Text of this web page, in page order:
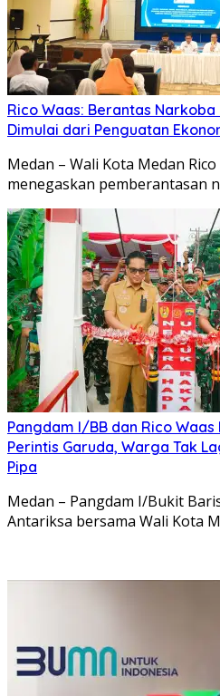
Rico Waas: Berantas
Dimulai dari Penguatan
Medan – Wali Kota Medan
menegaskan pemberantasan
Pangdam I/BB dan Rico
Perintis Garuda, Warga Tak
Pipa
Medan – Pangdam I/Bukit
Antariksa bersama Wali Kota